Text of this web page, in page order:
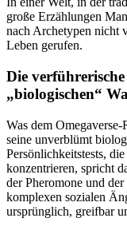
große Erzählungen
nach Archetypen nicht
Leben gerufen.
Die
„biologischen“
Was dem
seine unverblümt
Persönlichkeitstests,
konzentrieren, spricht
der Pheromone und
komplexen sozialen
ursprünglich, greifbar